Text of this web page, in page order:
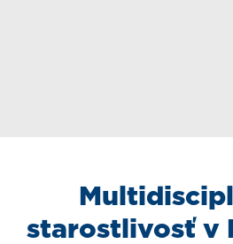
starostlivosť v